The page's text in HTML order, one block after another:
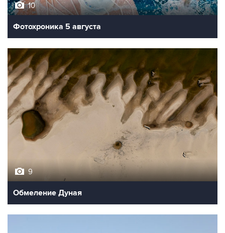
10
Фотохроника 5 августа
9
Обмеление Дуная